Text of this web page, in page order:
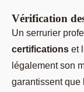
Vérification
Un serrurier
certifications et
légalement son
garantissent que